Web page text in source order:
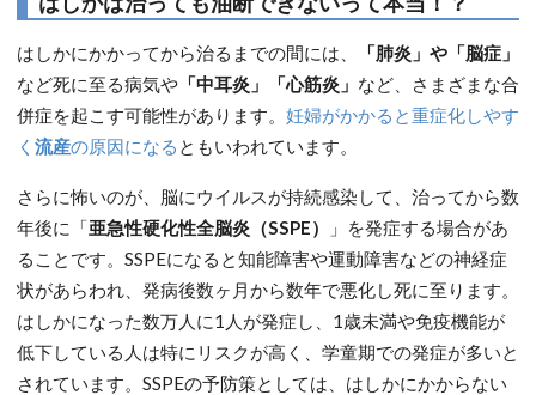
はしかにかかってから治るまでの間には、
「肺炎」や「脳症」
など死に至る病気や 「中耳炎」「心筋炎」 など、さまざまな合
併症を起こす可能性があります。 妊婦がかかると重症化しやす
く 流産の原因になる ともいわれています。
さらに怖いのが、脳にウイルスが持続感染して、治ってから数
年後に「亜急性硬化性全脳炎（SSPE）
」を発症する場合があ
ることです。SSPEになると知能障害や運動障害などの神経症
状があらわれ、発病後数ヶ月から数年で悪化し死に至ります。
はしかになった数万人に1人が発症し、1歳未満や免疫機能が
低下している人は特にリスクが高く、学童期での発症が多いと
されています。SSPEの予防策としては、はしかにかからない